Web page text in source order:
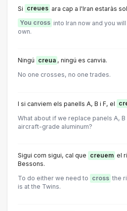
Si creues ara cap a l'Iran estaràs
You cross into Iran now and you
own.
Ningú creua , ningú es canvia.
No one crosses, no one trades.
I si canviem els panells A, B i F, el
What about if we replace panels A,
aircraft-grade aluminum?
Sigui com sigui, cal que creuem el
Bessons.
To do either we need to cross the
is at the Twins.